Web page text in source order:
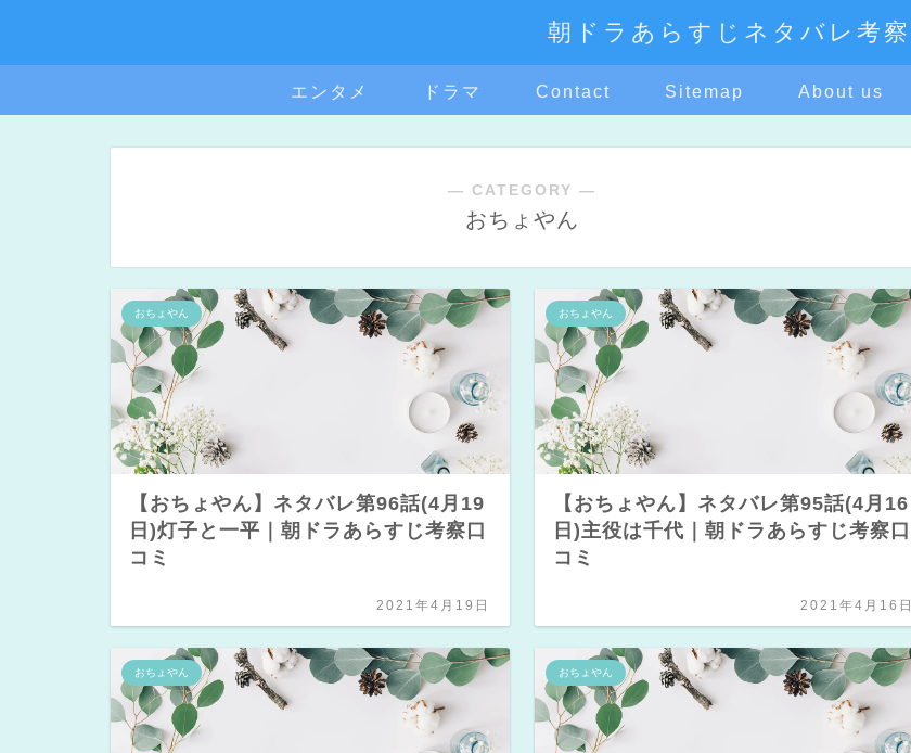
朝ドラあらすじネタバレ考察
エンタメ ドラマ Contact Sitemap About us
― CATEGORY ―
おちょやん
おちょやん
【おちょやん】ネタバレ第96話(4月19
日)灯子と一平｜朝ドラあらすじ考察口
コミ
2021年4月19日
おちょやん
【おちょやん】ネタバレ第95話(4月16
日)主役は千代｜朝ドラあらすじ考察口
コミ
2021年4月16日
おちょやん おちょやん